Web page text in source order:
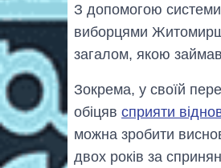
З допомогою
виборцями
загалом, якою
Зокрема, у своїй
обіцяв сприяти
можна зробити
двох років за